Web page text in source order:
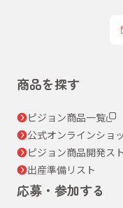
商品を探す
ピジョン商品一覧
公式オンラインショ
ピジョン商品開発ス
出産準備リスト
応募・参加する